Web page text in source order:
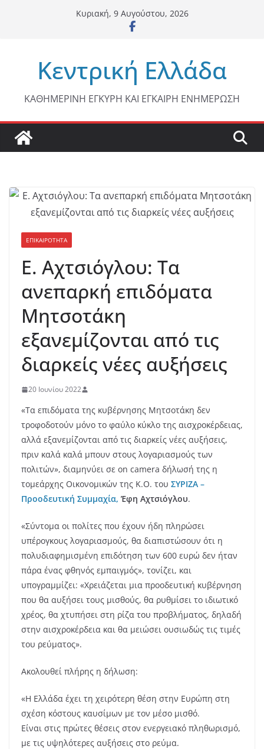
Κυριακή, 9 Αυγούστου, 2026
Κεντρική Ελλάδα
ΚΑΘΗΜΕΡΙΝΗ ΕΓΚΥΡΗ ΚΑΙ ΕΓΚΑΙΡΗ ΕΝΗΜΕΡΩΣΗ
ΕΠΙΚΑΙΡΟΤΗΤΑ
Ε. Αχτσιόγλου: Τα
ανεπαρκή επιδόματα
Μητσοτάκη
εξανεμίζονται από τις
διαρκείς νέες αυξήσεις
20 Ιουνίου 2022
«Τα επιδόματα της κυβέρνησης Μητσοτάκη δεν
τροφοδοτούν μόνο το φαύλο κύκλο της αισχροκέρδειας,
αλλά εξανεμίζονται από τις διαρκείς νέες αυξήσεις,
πριν καλά καλά μπουν στους λογαριασμούς των
πολιτών», διαμηνύει σε on camera δήλωσή της η
τομεάρχης Οικονομικών της Κ.Ο. του ΣΥΡΙΖΑ –
Προοδευτική Συμμαχία, Έφη Αχτσιόγλου.
«Σύντομα οι πολίτες που έχουν ήδη πληρώσει
υπέρογκους λογαριασμούς, θα διαπιστώσουν ότι η
πολυδιαφημισμένη επιδότηση των 600 ευρώ δεν ήταν
πάρα ένας φθηνός εμπαιγμός», τονίζει, και
υπογραμμίζει: «Χρειάζεται μια προοδευτική κυβέρνηση
που θα αυξήσει τους μισθούς, θα ρυθμίσει το ιδιωτικό
χρέος, θα χτυπήσει στη ρίζα του προβλήματος, δηλαδή
στην αισχροκέρδεια και θα μειώσει ουσιωδώς τις τιμές
του ρεύματος».
Ακολουθεί πλήρης η δήλωση:
«Η Ελλάδα έχει τη χειρότερη θέση στην Ευρώπη στη
σχέση κόστους καυσίμων με τον μέσο μισθό.
Είναι στις πρώτες θέσεις στον ενεργειακό πληθωρισμό,
με τις υψηλότερες αυξήσεις στο ρεύμα.